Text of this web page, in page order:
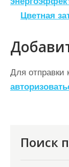
а
и
г
а
ц
Цветная
Для отправки
Поиск